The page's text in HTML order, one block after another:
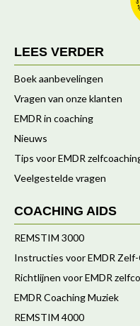
LEES VERDER
Boek aanbevelingen
Vragen van onze klanten
EMDR in coaching
Nieuws
Tips voor EMDR
Veelgestelde vragen
COACHING AIDS
REMSTIM 3000
Instructies voor EMDR
Richtlijnen voor EMDR
EMDR Coaching Muziek
REMSTIM 4000